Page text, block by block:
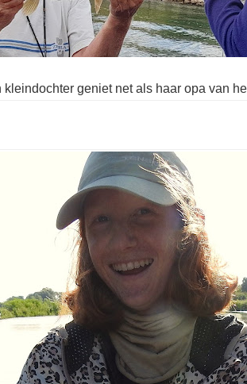
kleindochter geniet net als haar opa van